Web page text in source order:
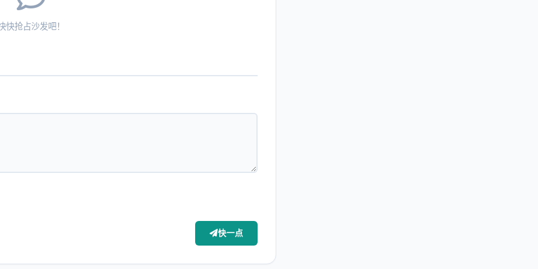
快抢占沙发吧！
快一点